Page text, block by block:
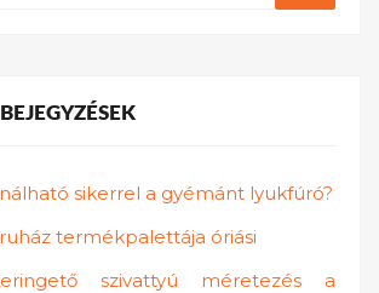
sikerrel a gyémánt lyukfúró?
termékpalettája óriási
szivattyú méretezés a